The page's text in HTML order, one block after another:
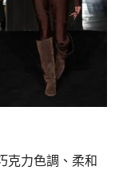
克力色調、柔和